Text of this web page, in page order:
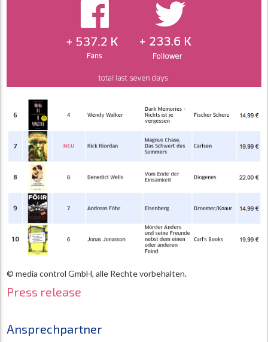
© media control GmbH, alle Rechte vorbehalten.
Press release
Ansprechpartner